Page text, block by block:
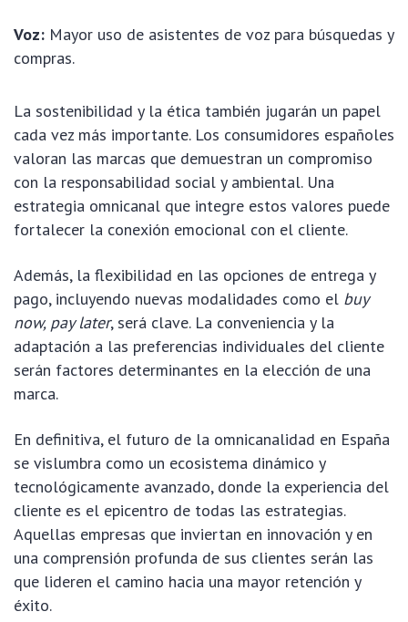
Voz: Mayor uso de asistentes de voz para búsquedas y
compras.
La sostenibilidad y la ética también jugarán un papel
cada vez más importante. Los consumidores españoles
valoran las marcas que demuestran un compromiso
con la responsabilidad social y ambiental. Una
estrategia omnicanal que integre estos valores puede
fortalecer la conexión emocional con el cliente.
Además, la flexibilidad en las opciones de entrega y
pago, incluyendo nuevas modalidades como el buy
now, pay later, será clave. La conveniencia y la
adaptación a las preferencias individuales del cliente
serán factores determinantes en la elección de una
marca.
En definitiva, el futuro de la omnicanalidad en España
se vislumbra como un ecosistema dinámico y
tecnológicamente avanzado, donde la experiencia del
cliente es el epicentro de todas las estrategias.
Aquellas empresas que inviertan en innovación y en
una comprensión profunda de sus clientes serán las
que lideren el camino hacia una mayor retención y
éxito.